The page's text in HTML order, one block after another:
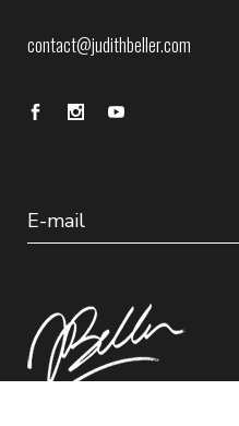
contact@judithbeller.com